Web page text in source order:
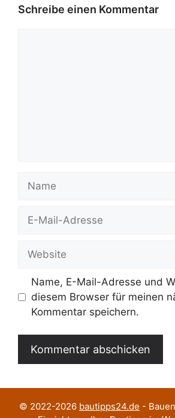
Schreibe einen Kommentar
Mail-
Name, E-Mail-Adresse und
diesem Browser für meinen
Kommentar speichern.
© 2022-2026 bautipps24.de -